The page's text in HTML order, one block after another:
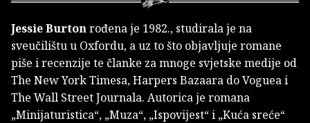
Jessie Burtonrođena je 1982., studirala je na
sveučilištu u Oxfordu, a uz to što objavljuje romane
piše i recenzije te članke za mnoge svjetske medije od
The New York Timesa, Harpers Bazaara do Voguea i
The Wall Street Journala. Autorica je romana
„Minijaturistica“, „Muza“, „Ispovijest“ i „Kuća sreće“